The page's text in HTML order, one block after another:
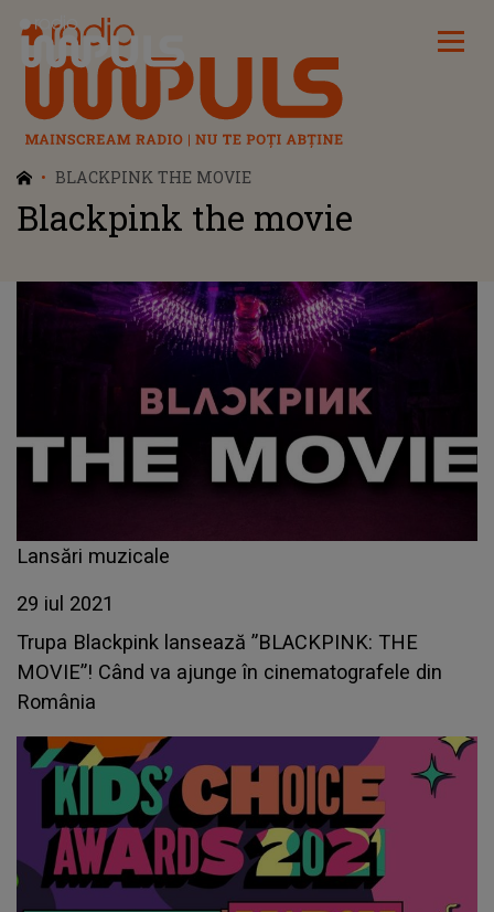
Radio Impuls
BLACKPINK THE MOVIE
Blackpink the movie
Lansări muzicale
29 iul 2021
Trupa Blackpink lansează ”BLACKPINK: THE
MOVIE”! Când va ajunge în cinematografele din
România